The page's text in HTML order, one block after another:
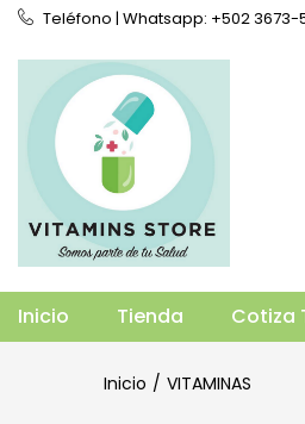
Teléfono | Whatsapp: +502 3673-
Inicio Tienda Cotiza
Inicio VITAMINAS
Vista